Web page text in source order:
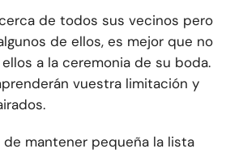
de todos sus vecinos pero
de ellos, es mejor que no
a la ceremonia de su boda.
vuestra limitación y
mantener pequeña la lista